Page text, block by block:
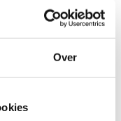
Over
Als
het
Jullie behoren